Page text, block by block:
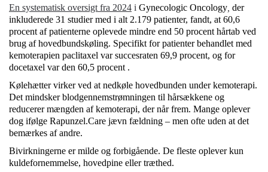
En systematisk oversigt fra 2024 i Gynecologic Oncology der
inkluderede 31 studier med i alt 2.179 patienter, fandt, at 60,6
procent af patienterne oplevede mindre end 50 procent hårtab ved
brug af hovedbundskøling. Specifikt for patienter behandlet med
kemoterapien paclitaxel var succesraten 69,9 procent, og for
docetaxel var den 60,5 procent .
Kølehætter virker ved at nedkøle hovedbunden under kemoterapi.
Det mindsker blodgennemstrømningen til hårsækkene og
reducerer mængden af kemoterapi, der når frem. Mange oplever
dog ifølge Rapunzel.Care jævn fældning – men ofte uden at det
bemærkes af andre.
Bivirkningerne er milde og forbigående. De fleste oplever kun
kuldefornemmelse, hovedpine eller træthed.